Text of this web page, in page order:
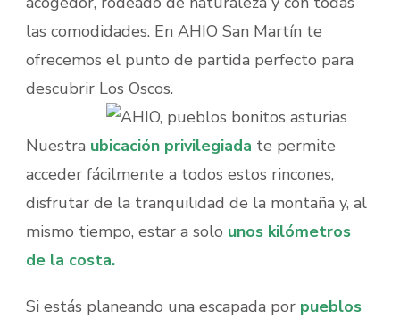
las comodidades. En AHIO San Martín te
ofrecemos el punto de partida perfecto para
descubrir Los Oscos.
Nuestra ubicación privilegiada te permite
acceder fácilmente a todos estos rincones,
disfrutar de la tranquilidad de la montaña y, al
mismo tiempo, estar a solo unos kilómetros
de la costa.
Si estás planeando una escapada por pueblos